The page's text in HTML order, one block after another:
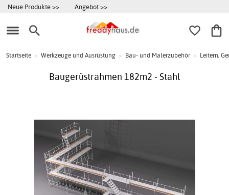
Neue Produkte >> Angebot >>
Startseite > Werkzeuge und Ausrüstung > Bau- und Malerzubehör > Leitern,
Baugerüstrahmen 182m2 - Stahl